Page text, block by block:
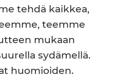
tehdä kaikkea,
teemme
mukaan
sydämellä.
huomioiden.